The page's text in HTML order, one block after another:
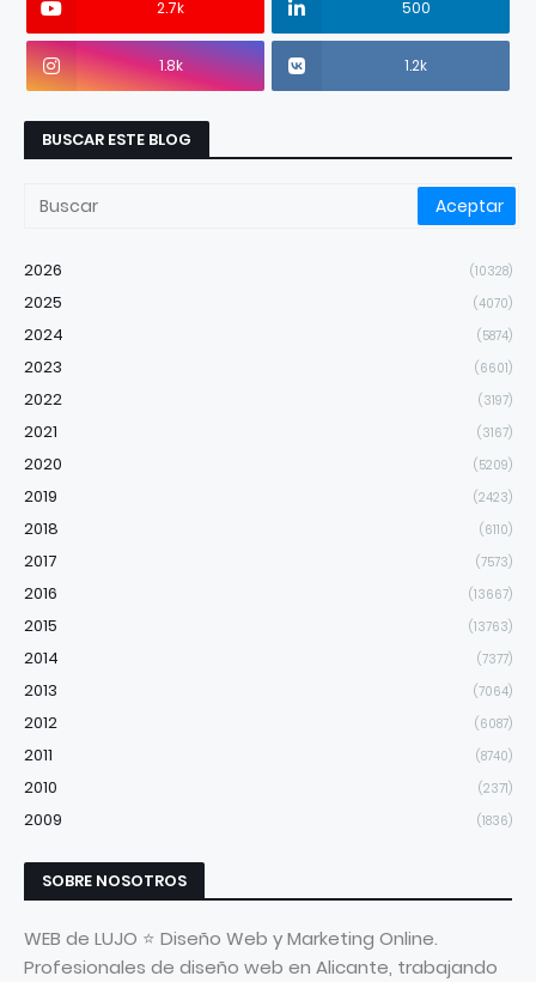
2.7k 500
1.8k 1.2k
BUSCAR ESTE BLOG
2026 (10328)
2025 (4070)
2024 (5874)
2023 (6601)
2022 (3197)
2021 (3167)
2020 (5209)
2019 (2423)
2018 (6110)
2017 (7573)
2016 (13667)
2015 (13763)
2014 (7377)
2013 (7064)
2012 (6087)
2011 (8740)
2010 (2371)
2009 (1836)
SOBRE NOSOTROS
WEB de LUJO ⭐ Diseño Web y Marketing Online.
Profesionales de diseño web en Alicante, trabajando